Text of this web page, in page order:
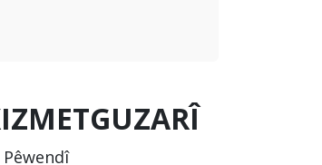
Pêwendî